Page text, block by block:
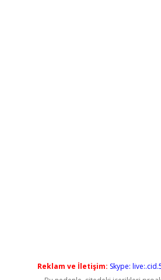
Reklam ve İletişim: Skype: